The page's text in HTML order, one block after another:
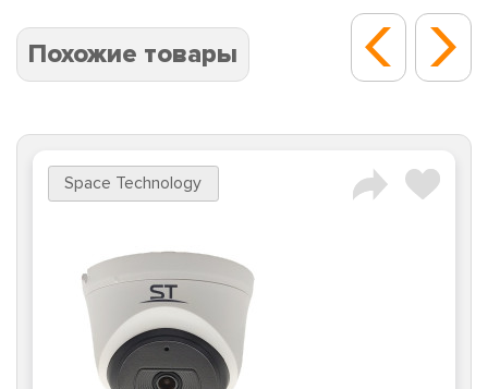
Похожие товары
Space Technology